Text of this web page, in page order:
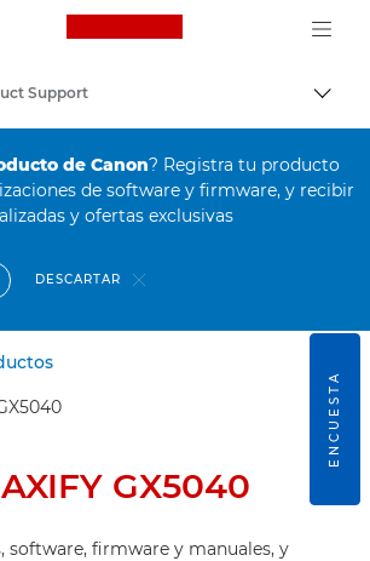
Canon Logo, back
Support
de Canon? Registra tu producto
de software y firmware, y recibir
y ofertas exclusivas
DESCARTAR
GX5040
software, firmware y manuales, y
ENCUESTA